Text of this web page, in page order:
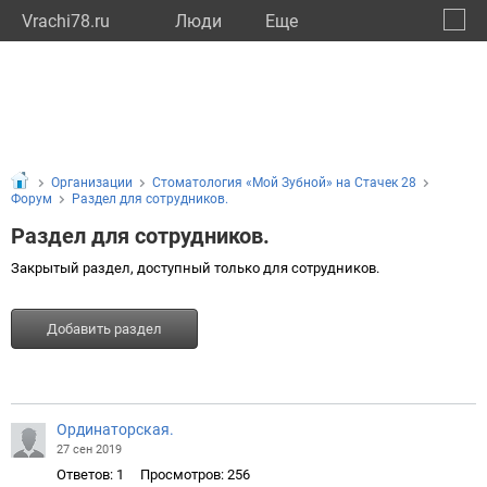
Vrachi78.ru Люди Eще
Организации
Стоматология «Мой Зубной» на Стачек 28
Форум
Раздел для сотрудников.
Раздел для сотрудников.
Закрытый раздел, доступный только для сотрудников.
Добавить раздел
Ординаторская.
27 сен 2019
Ответов: 1 Просмотров: 256